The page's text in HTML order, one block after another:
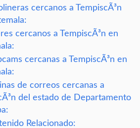
cercanos a TempiscÃ³n
cercanos a TempiscÃ³n en
cercanas a TempiscÃ³n en
de correos cercanas a
del estado de Departamento
Relacionado: